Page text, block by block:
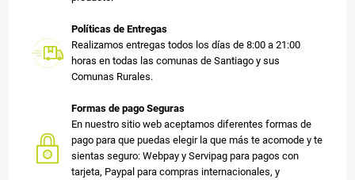
Políticas de Entregas
Realizamos entregas todos los días de 8:00 a 21:00
horas en todas las comunas de Santiago y sus
Comunas Rurales.
Formas de pago Seguras
En nuestro sitio web aceptamos diferentes formas de
pago para que puedas elegir la que más te acomode y te
sientas seguro: Webpay y Servipag para pagos con
tarjeta, Paypal para compras internacionales, y